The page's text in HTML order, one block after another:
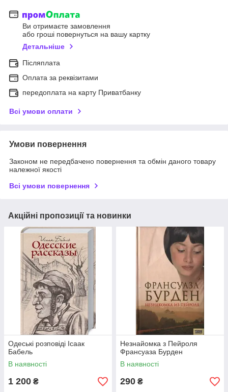
Ви отримаєте замовлення
або гроші повернуться на вашу картку
Детальніше
Післяплата
Оплата за реквізитами
передоплата на карту Приватбанку
Всі умови оплати
Умови повернення
Законом не передбачено повернення та обмін даного товару
належної якості
Всі умови повернення
Акційні пропозиції та новинки
Одеські розповіді Ісаак
Бабель
В наявності
1 200 ₴
Незнайомка з Пейроля
Франсуаза Бурден
В наявності
290 ₴